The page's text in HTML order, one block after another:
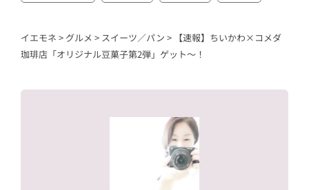
イエモネ > グルメ > スイーツ／パン > 【速報】ちいかわ×コメダ
珈琲店「オリジナル豆菓子第2弾」ゲット〜！